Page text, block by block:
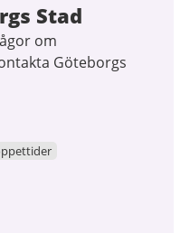
Stad
om
Göteborgs